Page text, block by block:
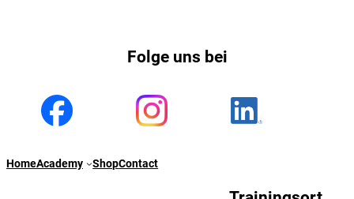
Folge uns bei
HomeAcademy ShopContact